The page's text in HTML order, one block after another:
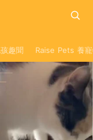
趣聞 Raise Pets 養